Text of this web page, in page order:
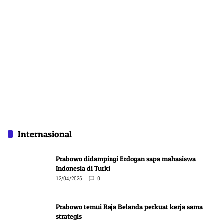
Internasional
Prabowo didampingi Erdogan sapa mahasiswa
Indonesia di Turki
12/04/2025 0
Prabowo temui Raja Belanda perkuat kerja sama
strategis